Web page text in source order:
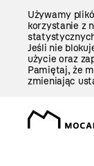
Używamy
korzystanie z
Jeśli nie
użycie oraz
Pamiętaj, że
zmieniając